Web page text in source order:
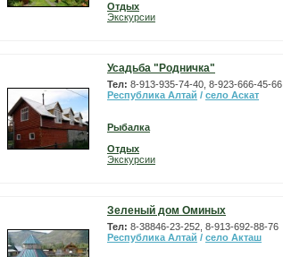
Отдых
Экскурсии
Усадьба "Родничка"
Тел: 8-913-935-74-40, 8-923-666-45-66
Республика Алтай / село Аскат
Рыбалка
Отдых
Экскурсии
Зеленый дом Оминых
Тел: 8-38846-23-252, 8-913-692-88-76
Республика Алтай / село Акташ